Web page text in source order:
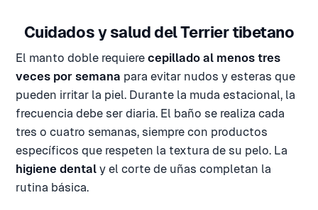
Cuidados y salud del Terrier tibetano
El manto doble requiere cepillado al menos tres
veces por semana para evitar nudos y esteras que
pueden irritar la piel. Durante la muda estacional, la
frecuencia debe ser diaria. El baño se realiza cada
tres o cuatro semanas, siempre con productos
específicos que respeten la textura de su pelo. La
higiene dental y el corte de uñas completan la
rutina básica.